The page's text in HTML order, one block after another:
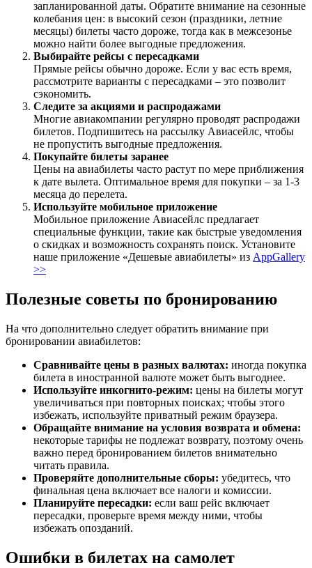
запланированной даты. Обратите внимание на сезонные
колебания цен: в высокий сезон (праздники, летние
месяцы) билеты часто дороже, тогда как в межсезонье
можно найти более выгодные предложения.
Выбирайте рейсы с пересадками
Прямые рейсы обычно дороже. Если у вас есть время,
рассмотрите варианты с пересадками – это позволит
сэкономить.
Следите за акциями и распродажами
Многие авиакомпании регулярно проводят распродажи
билетов. Подпишитесь на рассылку Авиасейлс, чтобы
не пропустить выгодные предложения.
Покупайте билеты заранее
Цены на авиабилеты часто растут по мере приближения
к дате вылета. Оптимальное время для покупки – за 1-3
месяца до перелета.
Используйте мобильное приложение
Мобильное приложение Авиасейлс предлагает
специальные функции, такие как быстрые уведомления
о скидках и возможность сохранять поиск. Установите
наше приложение «Дешевые авиабилеты» из AppGallery
>>
Полезные советы по бронированию
На что дополнительно следует обратить внимание при
бронировании авиабилетов:
Сравнивайте цены в разных валютах: иногда покупка
билета в иностранной валюте может быть выгоднее.
Используйте инкогнито-режим: цены на билеты могут
увеличиваться при повторных поисках; чтобы этого
избежать, используйте приватный режим браузера.
Обращайте внимание на условия возврата и обмена:
некоторые тарифы не подлежат возврату, поэтому очень
важно перед бронированием билетов внимательно
читать правила.
Проверяйте дополнительные сборы: убедитесь, что
финальная цена включает все налоги и комиссии.
Планируйте пересадки: если ваш рейс включает
пересадки, проверьте время между ними, чтобы
избежать опозданий.
Ошибки в билетах на самолет